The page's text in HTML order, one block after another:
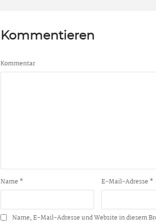
Kommentieren
Kommentar
Name * E-Mail-Adresse *
Name, E-Mail-Adresse und Website in diesem